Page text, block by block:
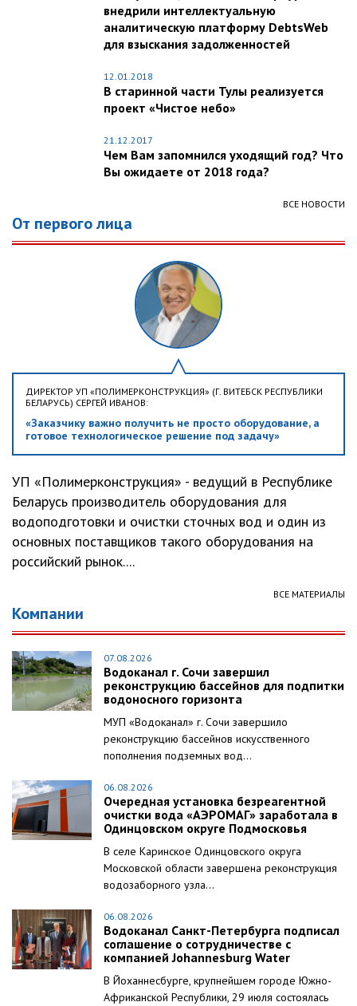
внедрили интеллектуальную
аналитическую платформу DebtsWeb
для взыскания задолженностей
12.01.2018
В старинной части Тулы реализуется
проект «Чистое небо»
21.12.2017
Чем Вам запомнился уходящий год? Что
Вы ожидаете от 2018 года?
ВСЕ НОВОСТИ
От первого лица
ДИРЕКТОР УП «ПОЛИМЕРКОНСТРУКЦИЯ» (Г. ВИТЕБСК РЕСПУБЛИКИ
БЕЛАРУСЬ) СЕРГЕЙ ИВАНОВ:
«Заказчику важно получить не просто оборудование, а
готовое технологическое решение под задачу»
УП «Полимерконструкция» - ведущий в Республике
Беларусь производитель оборудования для
водоподготовки и очистки сточных вод и один из
основных поставщиков такого оборудования на
российский рынок....
ВСЕ МАТЕРИАЛЫ
Компании
07.08.2026
Водоканал г. Сочи завершил
реконструкцию бассейнов для подпитки
водоносного горизонта
МУП «Водоканал» г. Сочи завершило
реконструкцию бассейнов искусственного
пополнения подземных вод...
06.08.2026
Очередная установка безреагентной
очистки вода «АЭРОМАГ» заработала в
Одинцовском округе Подмосковья
В селе Каринское Одинцовского округа
Московской области завершена реконструкция
водозаборного узла...
06.08.2026
Водоканал Санкт-Петербурга подписал
соглашение о сотрудничестве с
компанией Johannesburg Water
В Йоханнесбурге, крупнейшем городе Южно-
Африканской Республики, 29 июля состоялась